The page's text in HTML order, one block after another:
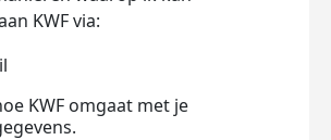
KWF via:
KWF omgaat met je